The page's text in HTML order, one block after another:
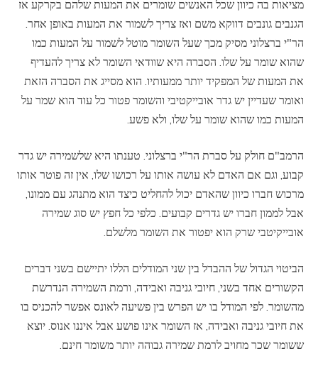
מציאות בה כיוון שכל האנשים שומרים את המעות שלהם בקרקע אז
הגנבים גונבים דווקא משם ואז צריך לשמור את המעות באופן אחר.
הר"י ברצלוני מסיק מכך שעל השומר מוטל לשמור על המעות כמו
שהוא שומר על שלו. הסברה היא שוודאי השומר לא צריך להעדיף
את המעות של המפקיד יותר ממעותיו. הוא מסייג את הסברה הזאת
ואומר שעדיין יש גדר אובייקטיבי והשומר פטור כל עוד הוא שמר על
המעות כמו שהוא שומר על שלו, ולא פשע.
הרמב"ם חולק על סברת הר"י ברצלוני. טענתו היא שלשמירה יש גדר
קבוע, וגם אם האדם לא עושה אותו על רכושו שלו, אין זה פוטר אותו
מרכוש חברו כיוון שהאדם יכול להחליט כיצד הוא מתנהג עם ממונו,
אבל לממון חברו יש גדרים קבועים. כלפי כל חפץ יש סוג שמירה
אובייקיטבי שרק הוא יפטור את השומר מלשלם.
הביטוי הגדול של ההבדל בין שני המודלים הללו יתיישם בשני דברים
הקשורים אחד בשני, חיובי גניבה ואבידה, ורמת השמירה הנדרשת
מהשומר. לפי המודל בו יש הפרש בין פשיעה לאונס אפשר להכניס בו
את חיובי גניבה ואבידה, אז השומר אינו פושע אבל איננו אנוס. יוצא
ששומר שכר מחויב לרמת שמירה גבוהה יותר משומר חינם.